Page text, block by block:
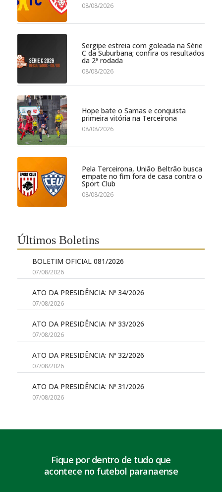
08/08/2026
Sergipe estreia com goleada na Série
C da Suburbana; confira os resultados
da 2ª rodada
08/08/2026
Hope bate o Samas e conquista
primeira vitória na Terceirona
08/08/2026
Pela Terceirona, União Beltrão busca
empate no fim fora de casa contra o
Sport Club
08/08/2026
Últimos Boletins
BOLETIM OFICIAL 081/2026
07/08/2026
ATO DA PRESIDÊNCIA: Nº 34/2026
07/08/2026
ATO DA PRESIDÊNCIA: Nº 33/2026
07/08/2026
ATO DA PRESIDÊNCIA: Nº 32/2026
07/08/2026
ATO DA PRESIDÊNCIA: Nº 31/2026
07/08/2026
Fique por dentro de tudo que
acontece no futebol paranaense